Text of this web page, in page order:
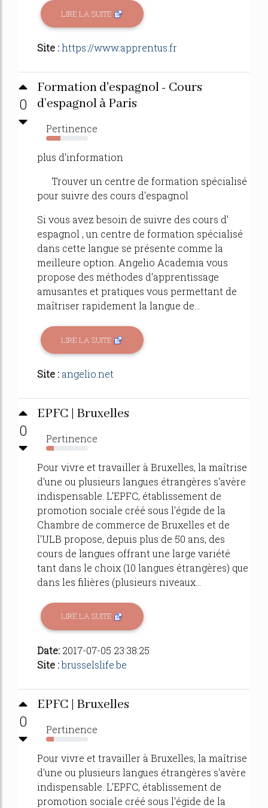
LIRE LA SUITE
Site :https://www.apprentus.fr
0
Formation d'espagnol - Cours
d’espagnol à Paris
Pertinence
34%
plus d'information
Trouver un centre de formation spécialisé
pour suivre des cours d'espagnol
Si vous avez besoin de suivre des cours d'
espagnol , un centre de formation spécialisé
dans cette langue se présente comme la
meilleure option. Angelio Academia vous
propose des méthodes d'apprentissage
amusantes et pratiques vous permettant de
maîtriser rapidement la langue de...
LIRE LA SUITE
Site : angelio.net
0
EPFC | Bruxelles
Pertinence
18%
Pour vivre et travailler à Bruxelles, la maîtrise
d'une ou plusieurs langues étrangères s'avère
indispensable. L'EPFC, établissement de
promotion sociale créé sous l'égide de la
Chambre de commerce de Bruxelles et de
l'ULB propose, depuis plus de 50 ans, des
cours de langues offrant une large variété
tant dans le choix (10 langues étrangères) que
dans les filières (plusieurs niveaux...
LIRE LA SUITE
Date: 2017-07-05 23:38:25
Site :brusselslife.be
0
EPFC | Bruxelles
Pertinence
18%
Pour vivre et travailler à Bruxelles, la maîtrise
d'une ou plusieurs langues étrangères s'avère
indispensable. L'EPFC, établissement de
promotion sociale créé sous l'égide de la